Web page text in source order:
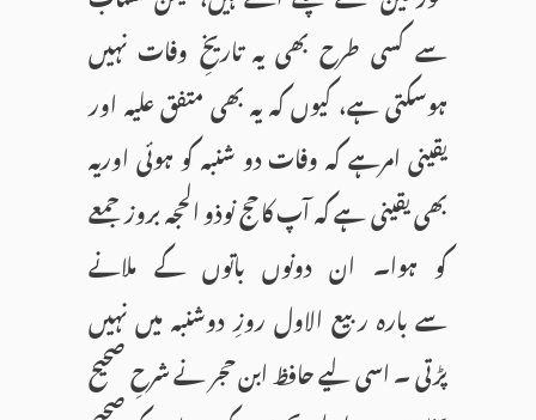
سے کسی طرح بھی یہ تاریخِ وفات نہیں
ہوسکتی ہے، کیوں کہ یہ بھی متفق علیہ اور
یقینی امرہے کہ وفات دو شنبہ کو ہوئی اوریہ
بھی یقینی ہے کہ آپ کا حج نوذو الحجہ بروز جمعے
کو ہوا۔ ان دونوں باتوں کے ملانے
سے بارہ ربیع الاول روزِ دوشنبہ میں نہیں
پڑتی ۔ اسی لیے حافظ ابن حجر نے شرحِ صحیح